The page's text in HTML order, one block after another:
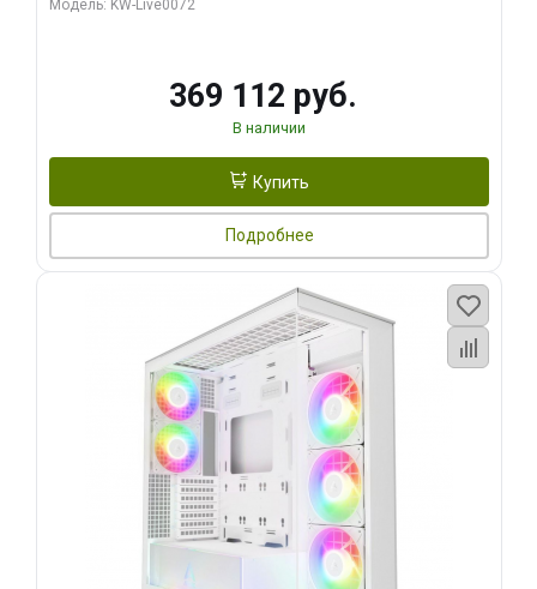
Модель: KW-Live0072
369 112 руб.
В наличии
Купить
Подробнее